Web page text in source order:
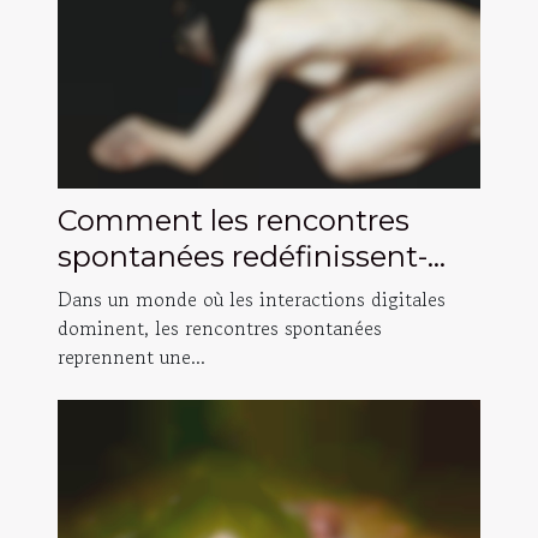
Comment les rencontres
spontanées redéfinissent-
elles la connexion humaine ?
Dans un monde où les interactions digitales
dominent, les rencontres spontanées
reprennent une...